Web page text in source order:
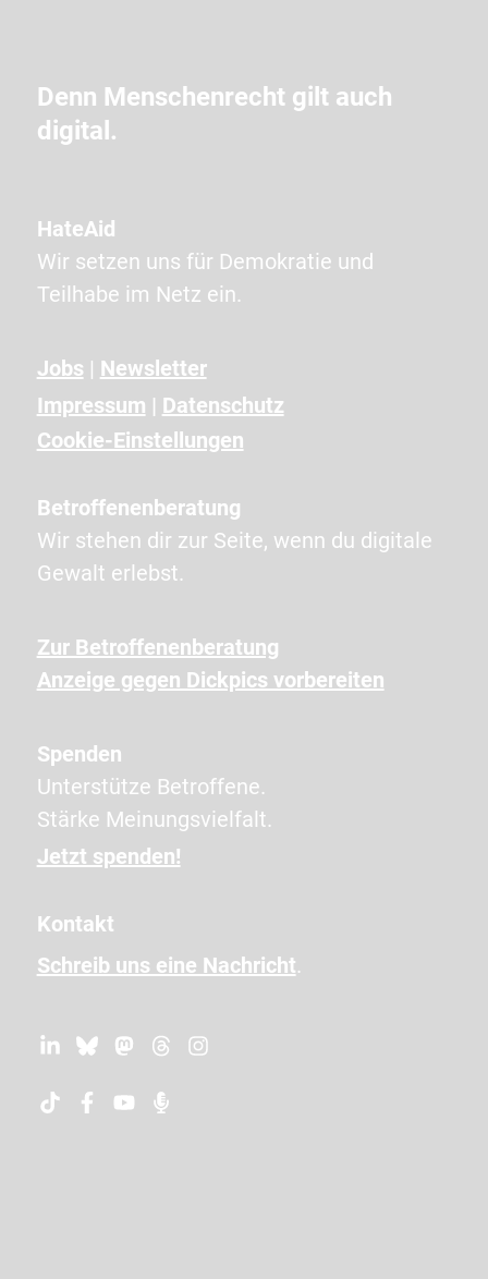
C
A
C
H
A
n
g
e
e
i
g
n
Z
i
c
h
e
e
i
u
m
z
Denn Menschenrecht gilt auch
digital.
HateAid
Wir setzen uns für Demokratie und
Teilhabe im Netz ein.
Jobs | Newsletter
Impressum | Datenschutz
Cookie-Einstellungen
Betroffenenberatung
Wir stehen dir zur Seite, wenn du digitale
Gewalt erlebst.
Zur Betroffenenberatung
Anzeige gegen Dickpics vorbereiten
Spenden
Unterstütze Betroffene.
Stärke Meinungsvielfalt.
Jetzt spenden!
Kontakt
Schreib uns eine Nachricht.